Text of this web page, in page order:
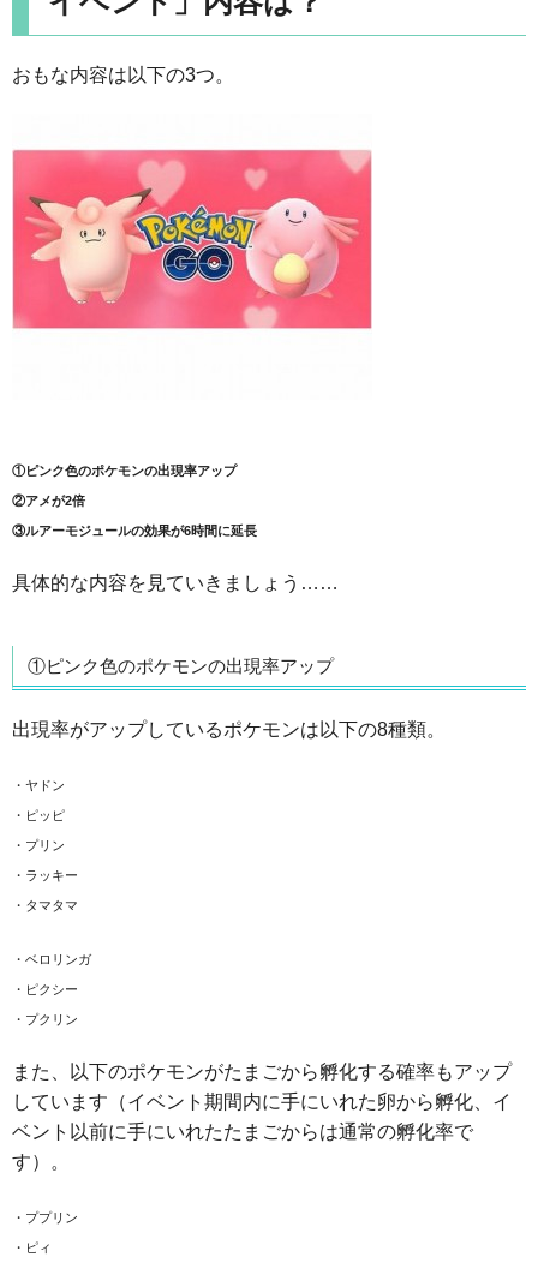
おもな内容は以下の3つ。
①ピンク色のポケモンの出現率アップ
②アメが2倍
③ルアーモジュールの効果が6時間に延長
具体的な内容を見ていきましょう……
①ピンク色のポケモンの出現率アップ
出現率がアップしているポケモンは以下の8種類。
・ヤドン
・ピッピ
・プリン
・ラッキー
・タマタマ
・ベロリンガ
・ピクシー
・プクリン
また、以下のポケモンがたまごから孵化する確率もアップ
しています（イベント期間内に手にいれた卵から孵化、イ
ベント以前に手にいれたたまごからは通常の孵化率で
す）。
・ププリン
・ピィ